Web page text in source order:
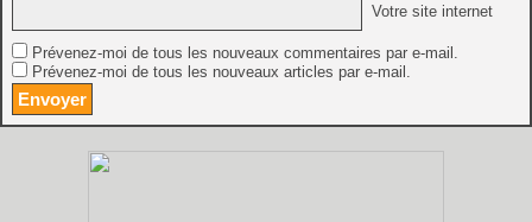
Votre site internet
Prévenez-moi de tous les nouveaux commentaires par e-mail.
Prévenez-moi de tous les nouveaux articles par e-mail.